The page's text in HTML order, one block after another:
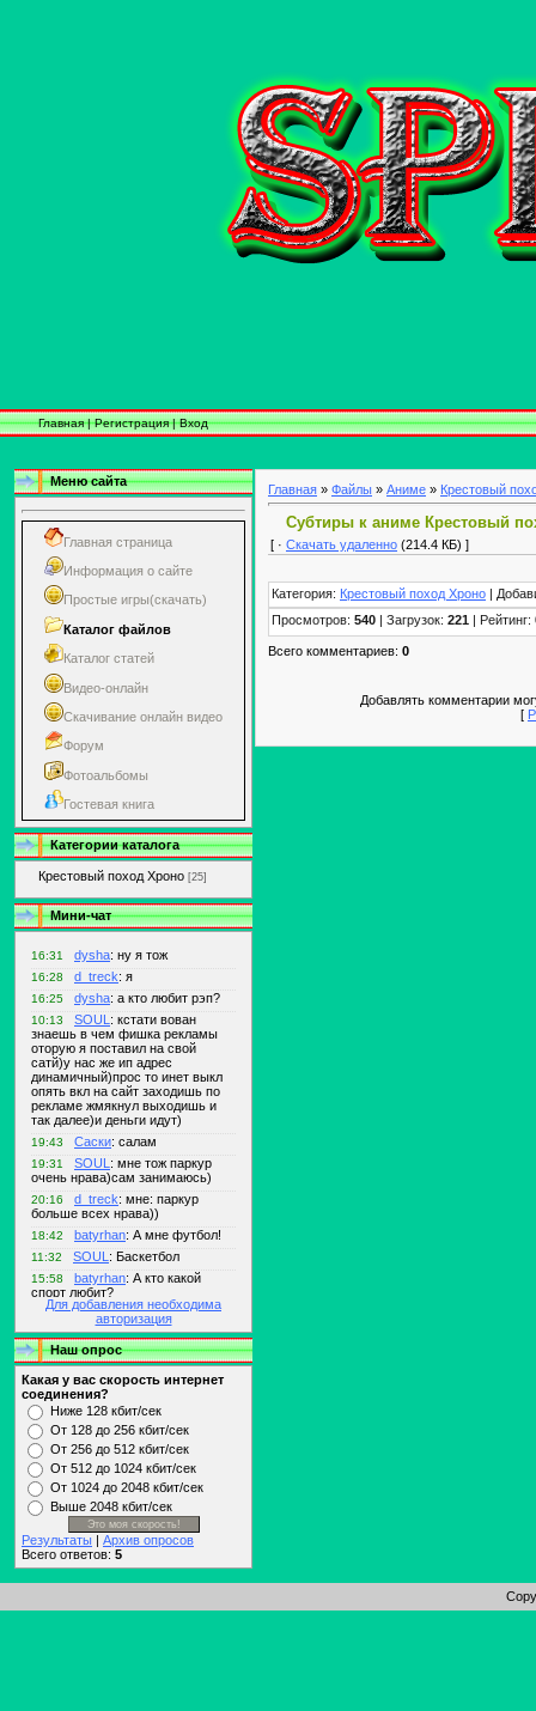
Главная|Регистрация|Вход
Меню сайта
Главная страница
Информация о сайте
Простые игры(скачать)
Каталог файлов
Каталог статей
Видео-онлайн
Скачивание онлайн видео
Форум
Фотоальбомы
Гостевая книга
Категории каталога
Крестовый поход Хроно [25]
Мини-чат
Для добавления необходима
авторизация
Наш опрос
Какая у вас скорость интернет
соединения?
Ниже 128 кбит/сек
От 128 до 256 кбит/сек
От 256 до 512 кбит/сек
От 512 до 1024 кбит/сек
От 1024 до 2048 кбит/сек
Выше 2048 кбит/сек
Результаты | Архив опросов
Всего ответов: 5
Главная » Файлы » Аниме » Крестовый
Субтиры к аниме Крестовый
[ · Скачать удаленно (214.4 КБ) ]
Категория: Крестовый поход Хроно |
Просмотров: 540 | Загрузок: 221 | Рейтинг:
Всего комментариев: 0
Добавлять комментарии
[